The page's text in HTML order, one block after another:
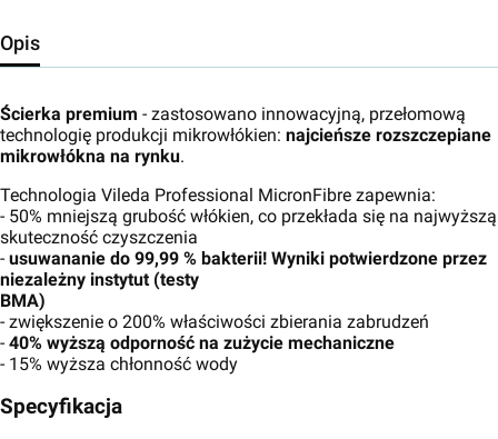
Opis
Ścierka premium - zastosowano innowacyjną, przełomową
technologię produkcji mikrowłókien: najcieńsze rozszczepiane
mikrowłókna na rynku.
Technologia Vileda Professional MicronFibre zapewnia:
- 50% mniejszą grubość włókien, co przekłada się na najwyższą
skuteczność czyszczenia
- usuwananie do 99,99 % bakterii! Wyniki potwierdzone przez
niezależny instytut (testy
BMA)
- zwiększenie o 200% właściwości zbierania zabrudzeń
- 40% wyższą odporność na zużycie mechaniczne
- 15% wyższa chłonność wody
Specyfikacja